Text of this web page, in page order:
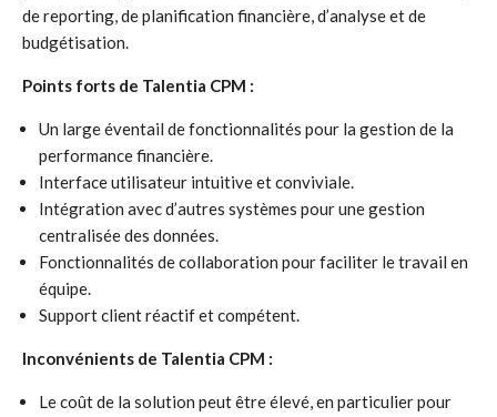
de reporting, de planification financière, d’analyse et de
budgétisation.
Points forts de Talentia CPM :
Un large éventail de fonctionnalités pour la gestion de la
performance financière.
Interface utilisateur intuitive et conviviale.
Intégration avec d’autres systèmes pour une gestion
centralisée des données.
Fonctionnalités de collaboration pour faciliter le travail en
équipe.
Support client réactif et compétent.
Inconvénients de Talentia CPM :
Le coût de la solution peut être élevé, en particulier pour